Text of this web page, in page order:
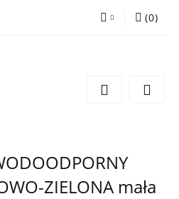
Wyślij e-mail
(0)
ZIELONA mała